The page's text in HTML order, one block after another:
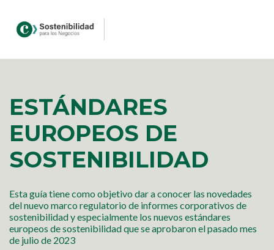
ESTÁNDARES
EUROPEOS DE
SOSTENIBILIDAD
Esta guía tiene como objetivo dar a conocer las novedades
del nuevo marco regulatorio de informes corporativos de
sostenibilidad y especialmente los nuevos estándares
europeos de sostenibilidad que se aprobaron el pasado mes
de julio de 2023